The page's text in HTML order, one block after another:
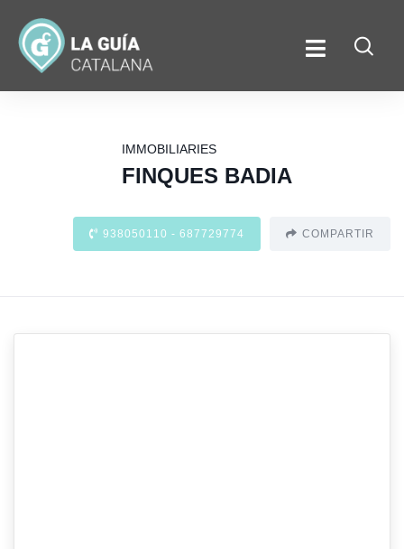
IMMOBILIARIES
FINQUES BADIA
938050110 - 687729774 COMPARTIR